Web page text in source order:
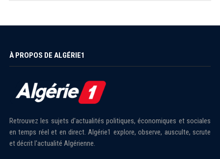
À PROPOS DE ALGÉRIE1
Retrouvez les sujets d'actualités politiques, économiques et sociales
en temps réel et en direct. Algérie1 explore, observe, ausculte, scrute
et décrit l'actualité Algérienne.